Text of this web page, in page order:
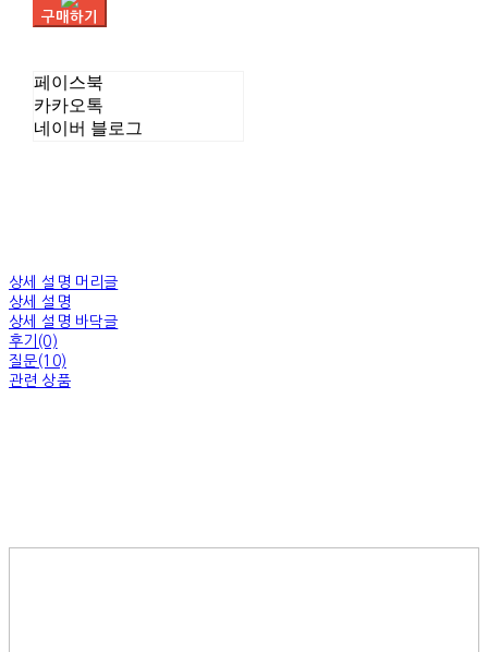
구매하기
페이스북
카카오톡
네이버 블로그
상세 설명 머리글
상세 설명
상세 설명 바닥글
후기(0)
질문(10)
관련 상품